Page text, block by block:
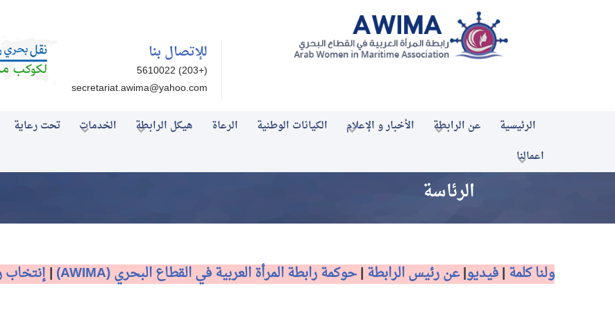
للإتصال بنا
(+203) 5610022
secretariat.awima@yahoo.com
الرئيسية
عن الرابطة الأخبار و الإعلام الكيانات الوطنية الرعاة هيكل الرابطة الخدمات تحت رعاية
اعمالنا
الرئاسة
ولنا كلمة|فيديو|عن رئيس الرابطة|حوكمة رابطة المرأة العربية في القطاع البحري(AWIMA)
|إنتخاب